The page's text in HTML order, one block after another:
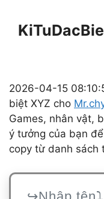
2026-04-15
biệt XYZ cho
Games, nhân vật,
ý tưởng của bạn
copy từ danh sách